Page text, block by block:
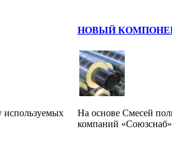
используемых
НОВЫЙ
На основе Смесей
компаний